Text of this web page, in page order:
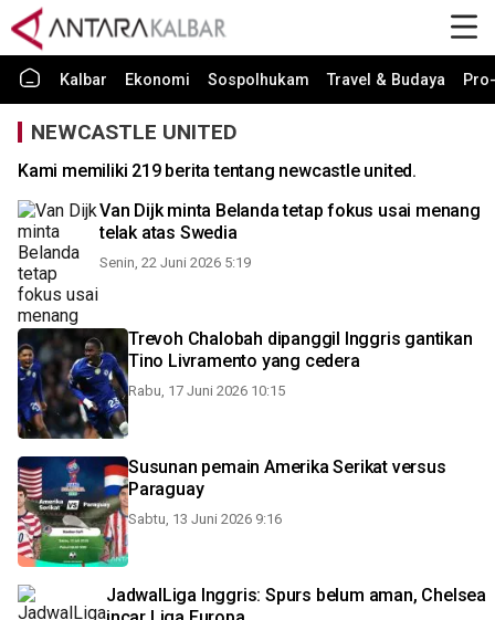
Kalbar Ekonomi Sospolhukam Travel & Budaya
NEWCASTLE UNITED
Kami memiliki 219 berita tentang newcastle united.
Van Dijk minta Belanda tetap fokus usai menang
telak atas Swedia
Senin, 22 Juni 2026 5:19
Trevoh Chalobah dipanggil Inggris gantikan
Tino Livramento yang cedera
Rabu, 17 Juni 2026 10:15
Susunan pemain Amerika Serikat versus
Paraguay
Sabtu, 13 Juni 2026 9:16
JadwalLiga Inggris: Spurs belum aman, Chelsea